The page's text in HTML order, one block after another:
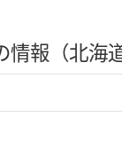
情報（北海道